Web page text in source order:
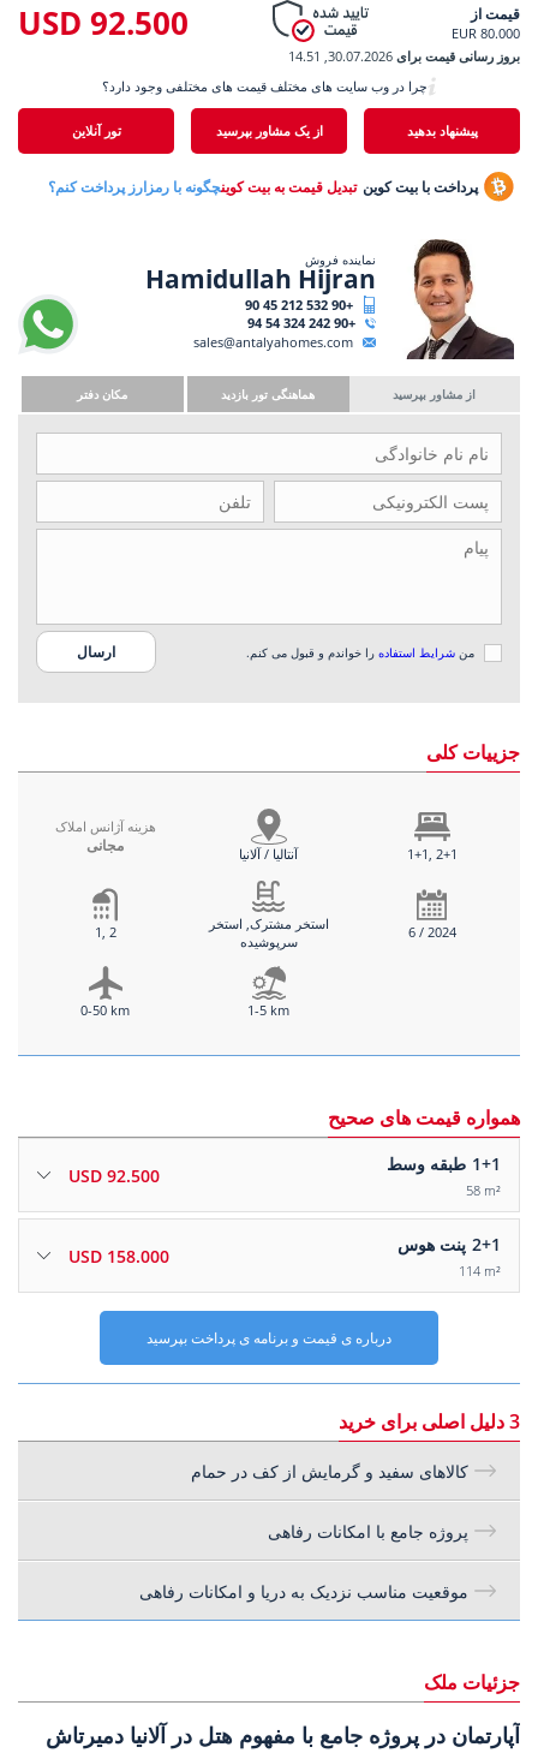
قیمت از
80.000 EUR
92.500 USD
بروز رسانی قیمت برای 30.07.2026, 14.51
پیشنهاد بدهید از یک مشاور بپرسید تور آنلاین
چرا در وب سایت های مختلف قیمت های مختلفی وجود دارد؟
پرداخت با بیت کوین تبدیل قیمت به بیت کوینچگونه با رمزارز پرداخت کنم؟
نماینده فروش
Hamidullah Hijran
+90 532 212 45 90
+90 242 324 54 94
sales@antalyahomes.com
از مشاور بپرسید هماهنگی تور بازدید مکان دفتر
من شرایط استفاده را خواندم و قبول می کنم.
جزییات کلی
هزینه آژانس املاک
مجانی آنتالیا / آلانیا 1+1, 2+1
1, 2
استخر مشترک, استخر
سرپوشیده
6 / 2024
0-50 km 1-5 km
همواره قیمت های صحیح
1+1 طبقه وسط
58 m²
92.500 USD
2+1 پنت هوس
114 m²
158.000 USD
درباره ی قیمت و برنامه ی پرداخت بپرسید
3 دلیل اصلی برای خرید
کالاهای سفید و گرمایش از کف در حمام
پروژه جامع با امکانات رفاهی
موقعیت مناسب نزدیک به دریا و امکانات رفاهی
جزئیات ملک
آپارتمان در پروژه جامع با مفهوم هتل در آلانیا دمیرتاش